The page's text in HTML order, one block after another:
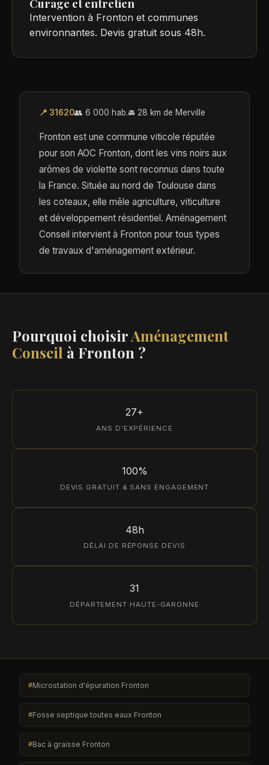
Curage et entretien
Intervention à Fronton et communes
environnantes. Devis gratuit sous 48h.
📍 31620👥 6 000 hab.🚘 28 km de Merville
Fronton est une commune viticole réputée
pour son AOC Fronton, dont les vins noirs aux
arômes de violette sont reconnus dans toute
la France. Située au nord de Toulouse dans
les coteaux, elle mêle agriculture, viticulture
et développement résidentiel. Aménagement
Conseil intervient à Fronton pour tous types
de travaux d'aménagement extérieur.
Pourquoi choisirAménagement
Conseil à Fronton ?
27+
ANS D'EXPÉRIENCE
100%
DEVIS GRATUIT & SANS ENGAGEMENT
48h
DÉLAI DE RÉPONSE DEVIS
31
DÉPARTEMENT HAUTE-GARONNE
Microstation d'épuration Fronton
Fosse septique toutes eaux Fronton
Bac à graisse Fronton